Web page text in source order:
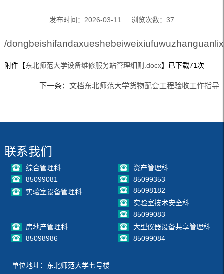
发布时间：2026-03-11 浏览次数： 37
/
附件【东北师范大学设备维修服务站管理细则.docx】已下载71 次
下一条：文档东北师范大学货物配套工程验收工作指导
联系我们
综合管理科
85099081
资产管理科
85099353
实验室设备管理科
85098182
实验室技术安全科
85099083
房地产管理科
85098986
大型仪器设备共享管理科
85099084
单位地址：东北师范大学七号楼